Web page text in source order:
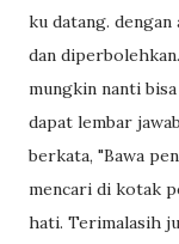
ku datang.
dan
mungkin nanti
dapat lembar
berkata, "Bawa
mencari di kotak
hati. Terimalasih